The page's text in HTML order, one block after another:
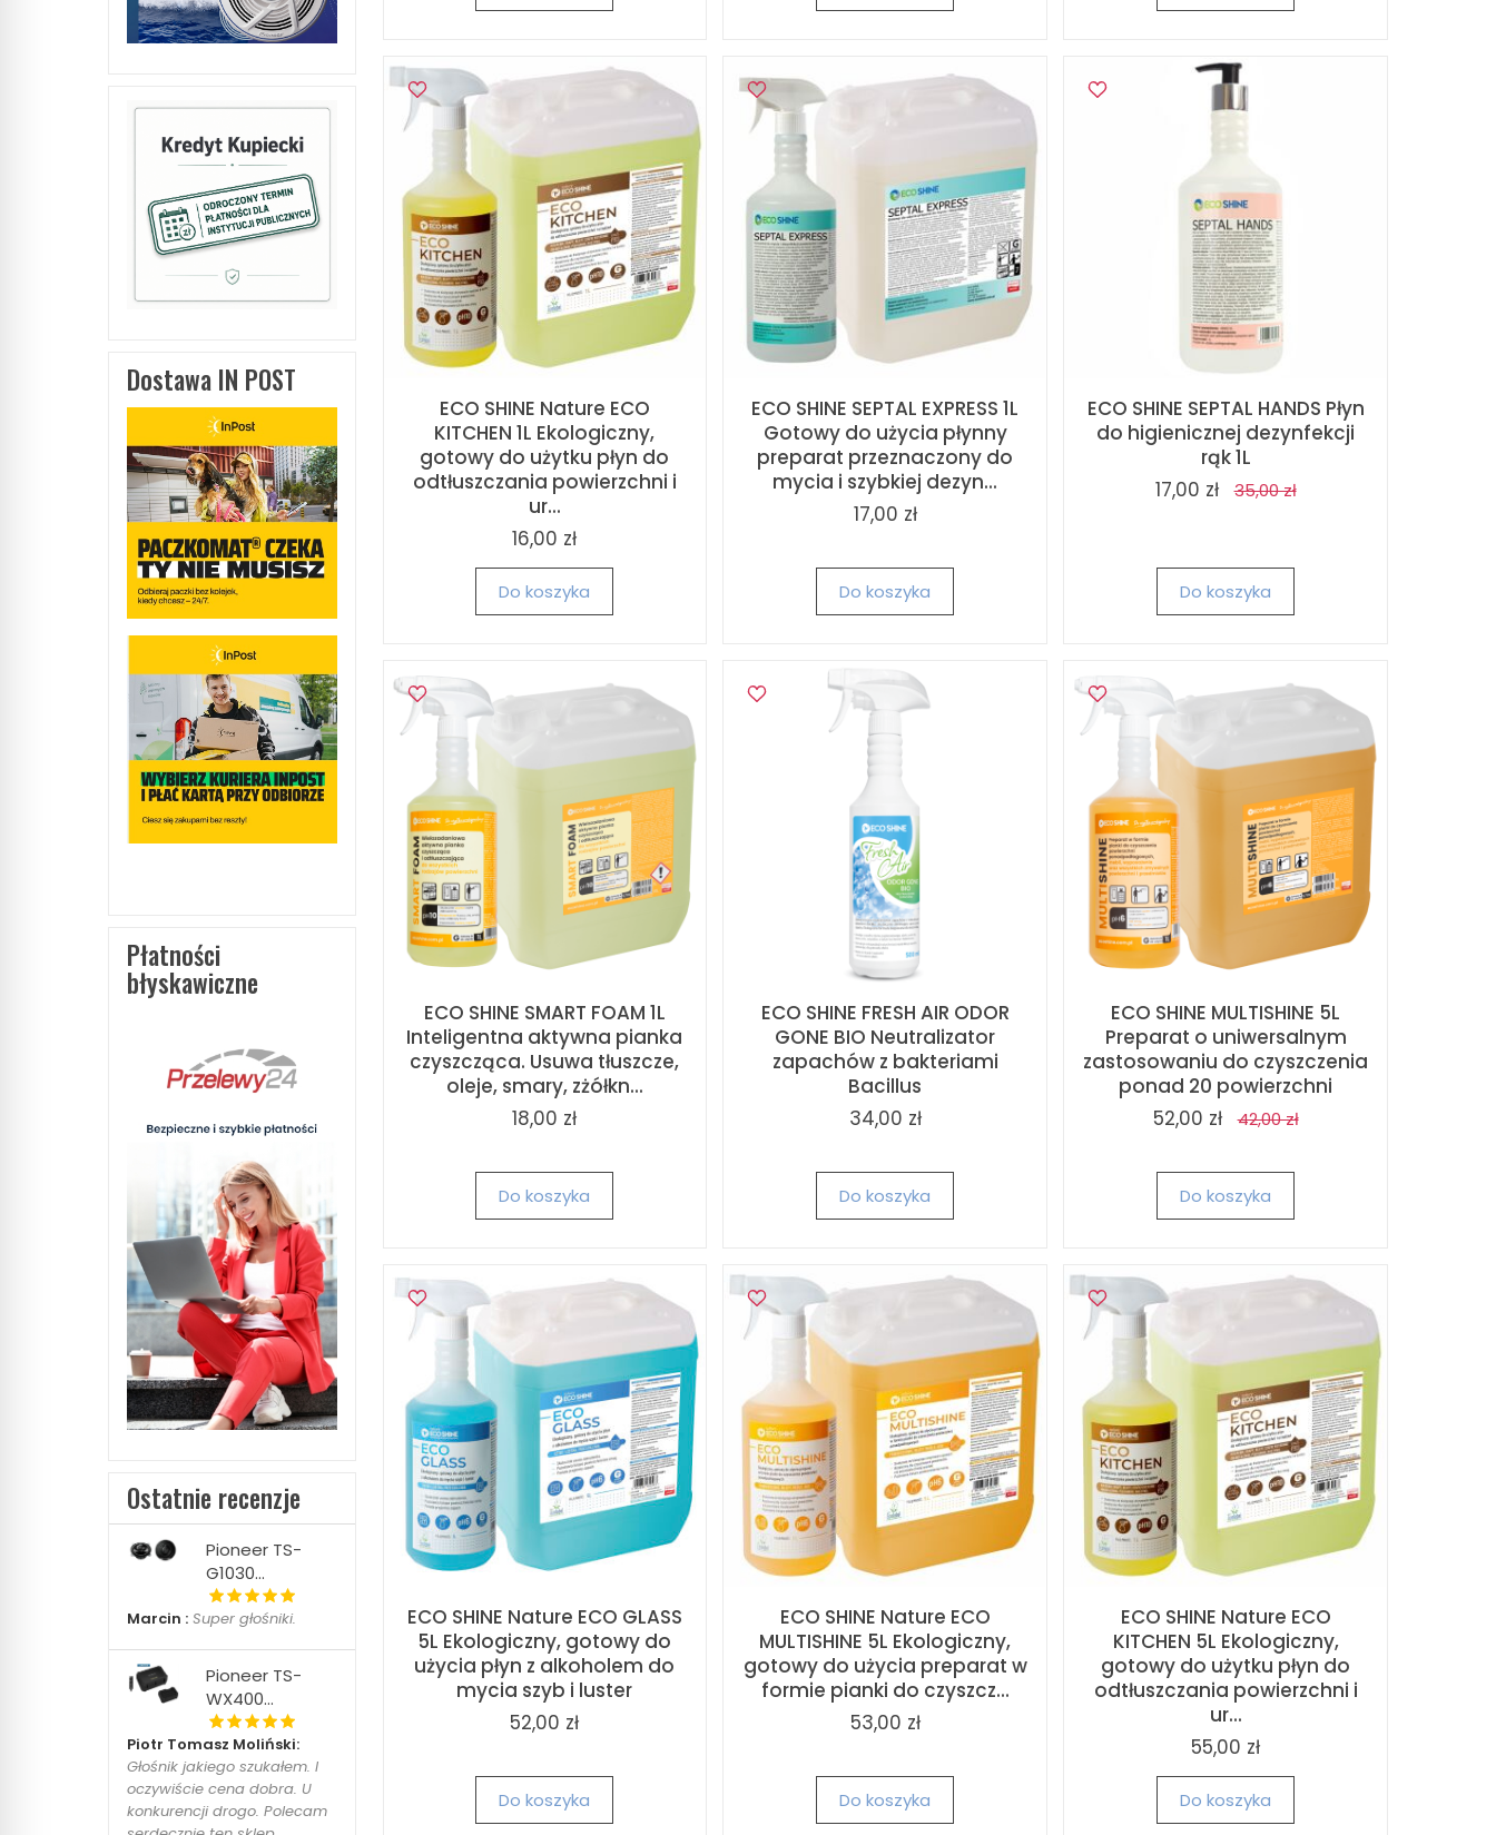
ECO SHINE Nature ECO
KITCHEN 1L Ekologiczny,
gotowy do użytku płyn do
odtłuszczania powierzchni i
ur...
16,00 zł
Do koszyka
ECO SHINE SEPTAL EXPRESS 1L
Gotowy do użycia płynny
preparat przeznaczony do
mycia i szybkiej dezyn...
17,00 zł
Do koszyka
ECO SHINE SEPTAL HANDS Płyn
do higienicznej dezynfekcji
rąk 1L
17,00 zł
35,00 zł
Do koszyka
ECO SHINE SMART FOAM 1L
Inteligentna aktywna pianka
czyszcząca. Usuwa tłuszcze,
oleje, smary, zżółkn...
18,00 zł
Do koszyka
ECO SHINE FRESH AIR ODOR
GONE BIO Neutralizator
zapachów z bakteriami
Bacillus
34,00 zł
Do koszyka
ECO SHINE MULTISHINE 5L
Preparat o uniwersalnym
zastosowaniu do czyszczenia
ponad 20 powierzchni
52,00 zł
42,00 zł
Do koszyka
ECO SHINE Nature ECO GLASS
5L Ekologiczny, gotowy do
użycia płyn z alkoholem do
mycia szyb i luster
52,00 zł
Do koszyka
ECO SHINE Nature ECO
MULTISHINE 5L Ekologiczny,
gotowy do użycia preparat w
formie pianki do czyszcz...
53,00 zł
Do koszyka
ECO SHINE Nature ECO
KITCHEN 5L Ekologiczny,
gotowy do użytku płyn do
odtłuszczania powierzchni i
ur...
55,00 zł
Do koszyka
Dostawa IN POST
Płatności
błyskawiczne
Ostatnie recenzje
Pioneer TS-
G1030...
Marcin : Super głośniki.
Pioneer TS-
WX400...
Piotr Tomasz Moliński:
Głośnik jakiego szukałem. I
oczywiście cena dobra. U
konkurencji drogo. Polecam